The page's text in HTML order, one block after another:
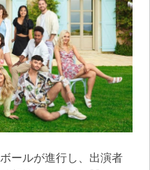
ールが進行し、出演者